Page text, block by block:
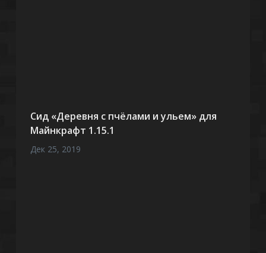
Сид «Деревня с пчёлами и ульем» для
Майнкрафт 1.15.1
Дек 25, 2019